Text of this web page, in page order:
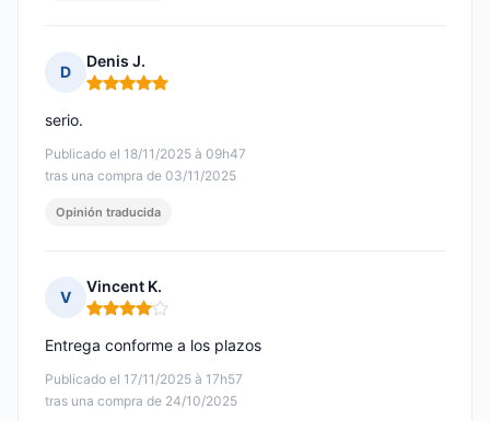
D
Denis J.
Nota: 5 de 5
Publicado el 18/11/2025 à 09h47
tras una compra de 03/11/2025
serio.
Opinión traducida
V
Vincent K.
Nota: 4 de 5
Publicado el 17/11/2025 à 17h57
tras una compra de 24/10/2025
Entrega conforme a los plazos